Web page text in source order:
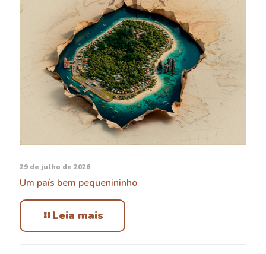
29 de julho de 2026
Um país bem pequenininho
Leia mais